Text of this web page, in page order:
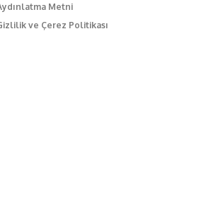
Metni
ve Çerez Politikası
Şakir Paşa Sok. No3/A Kadıköy İstanbul
00